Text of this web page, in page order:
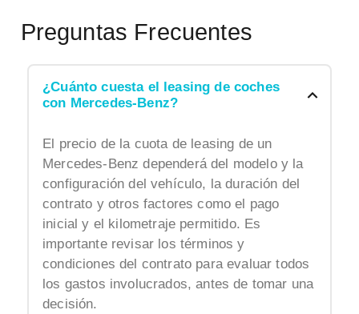
Preguntas Frecuentes
¿Cuánto cuesta el leasing de coches
con Mercedes-Benz?
El precio de la cuota de leasing de un
Mercedes-Benz dependerá del modelo y la
configuración del vehículo, la duración del
contrato y otros factores como el pago
inicial y el kilometraje permitido. Es
importante revisar los términos y
condiciones del contrato para evaluar todos
los gastos involucrados, antes de tomar una
decisión.